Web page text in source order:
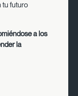
tu futuro
a los
la